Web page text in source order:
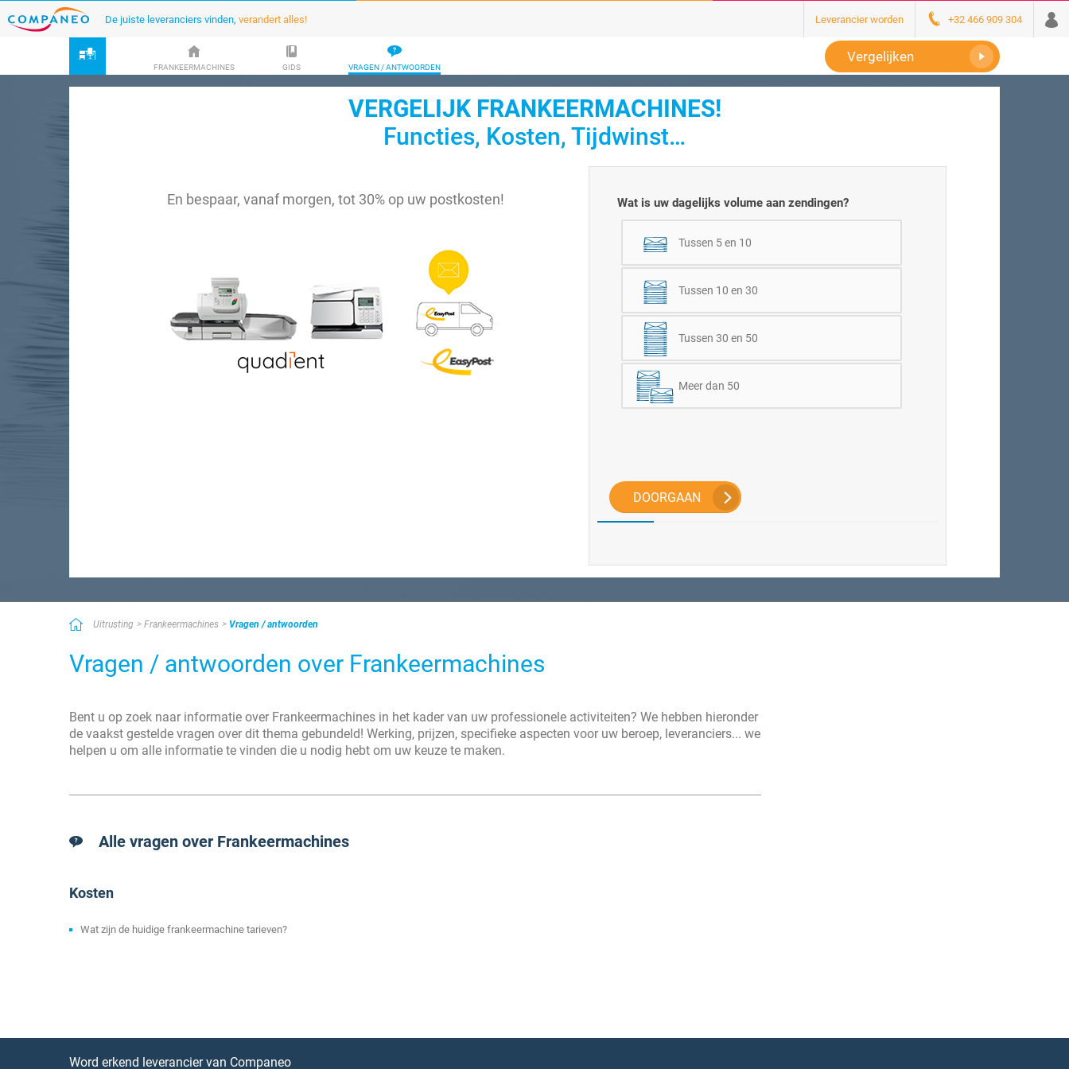
De juiste leveranciers vinden, verandert alles! Leverancier worden +32 466 909 304
FRANKEERMACHINES GIDS VRAGEN / ANTWOORDEN
Vergelijken
VERGELIJK FRANKEERMACHINES!
Functies, Kosten, Tijdwinst…
En bespaar, vanaf morgen, tot 30% op uw postkosten! Wat is uw dagelijks volume aan zendingen?
Tussen 5 en 10
Tussen 10 en 30
Tussen 30 en 50
Meer dan 50
DOORGAAN
Uitrusting Frankeermachines Vragen / antwoorden
Vragen / antwoorden over Frankeermachines
Bent u op zoek naar informatie over Frankeermachines in het kader van uw professionele activiteiten? We hebben hieronder
de vaakst gestelde vragen over dit thema gebundeld! Werking, prijzen, specifieke aspecten voor uw beroep, leveranciers... we
helpen u om alle informatie te vinden die u nodig hebt om uw keuze te maken.
Alle vragen over Frankeermachines
Kosten
Wat zijn de huidige frankeermachine tarieven?
Word erkend leverancier van Companeo